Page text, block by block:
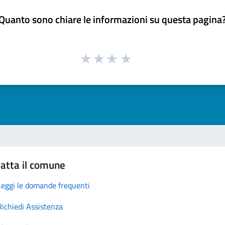
sono chiare le informazioni su questa
il comune
le domande frequenti
Assistenza